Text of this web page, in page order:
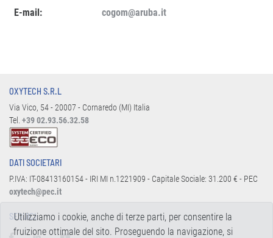
E-mail:
cogom@aruba.it
OXYTECH S.R.L
Via Vico, 54 - 20007 - Cornaredo (MI) Italia
Tel. +39 02.93.56.32.58
DATI SOCIETARI
P.IVA: IT-08413160154 - IRI MI n.1221909 - Capitale Sociale: 31.200 € - PEC
oxytech@pec.it
SEGUICI:
Utilizziamo i cookie, anche di terze parti, per consentire la
fruizione ottimale del sito. Proseguendo la navigazione, si